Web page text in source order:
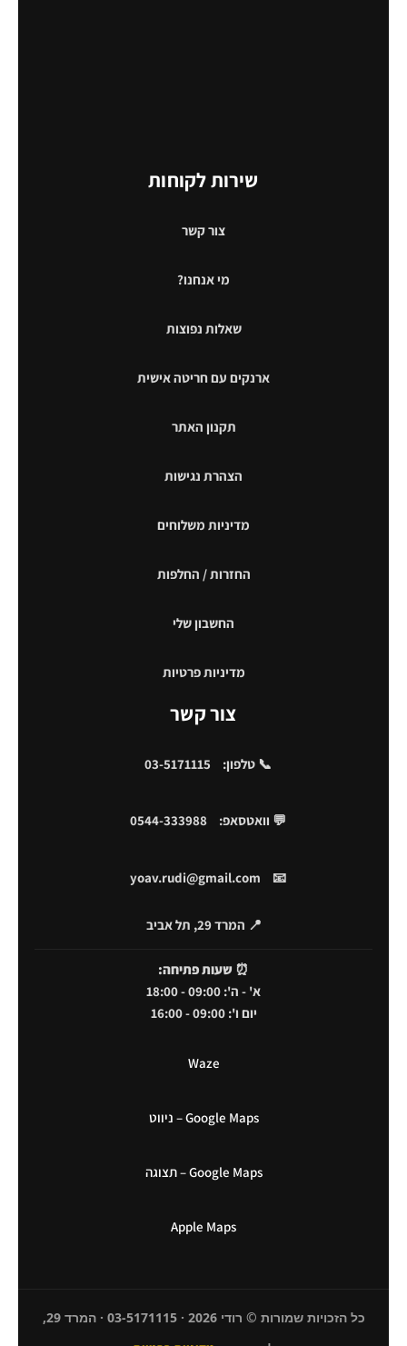
שירות לקוחות
צור קשר
מי אנחנו?
שאלות נפוצות
ארנקים עם חריטה אישית
תקנון האתר
הצהרת נגישות
מדיניות משלוחים
החזרות / החלפות
החשבון שלי
מדיניות פרטיות
צור קשר
📞 טלפון: 03-5171115
💬 וואטסאפ: 0544-333988
📧
yoav.rudi@gmail.com
📍 המרד 29, תל אביב
⏰ שעות פתיחה:
א' - ה': 09:00 - 18:00
יום ו': 09:00 - 16:00
Waze
Google Maps – ניווט
Google Maps – תצוגה
Apple Maps
כל הזכויות שמורות © רודי 2026 · 03-5171115 · המרד 29,